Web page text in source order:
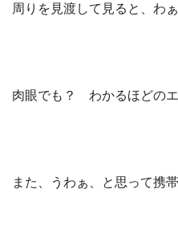
周りを見渡して見ると、わ
肉眼でも？ わかるほどの
また、うわぁ、と思って携